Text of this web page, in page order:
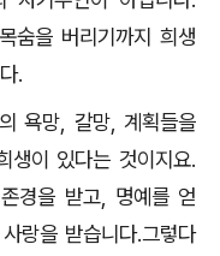
숨을 버리기까지 희생
.
욕망, 갈망, 계획들을
생이 있다는 것이지요.
경을 받고, 명예를 얻
랑을 받습니다.그렇다